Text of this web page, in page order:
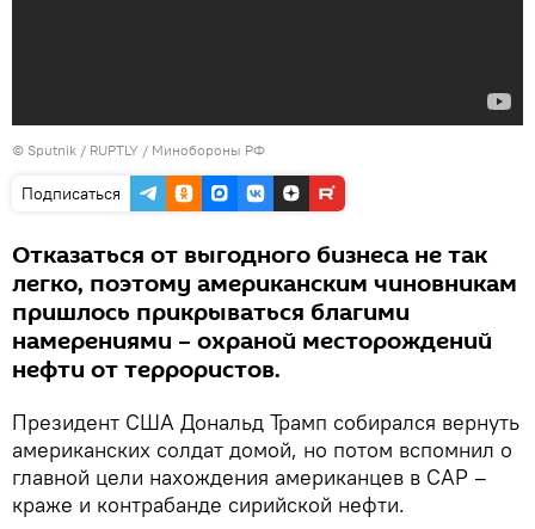
© Sputnik / RUPTLY / Минобороны РФ
Подписаться
Отказаться от выгодного бизнеса не так
легко, поэтому американским чиновникам
пришлось прикрываться благими
намерениями – охраной месторождений
нефти от террористов.
Президент США Дональд Трамп собирался вернуть
американских солдат домой, но потом вспомнил о
главной цели нахождения американцев в САР –
краже и контрабанде сирийской нефти.